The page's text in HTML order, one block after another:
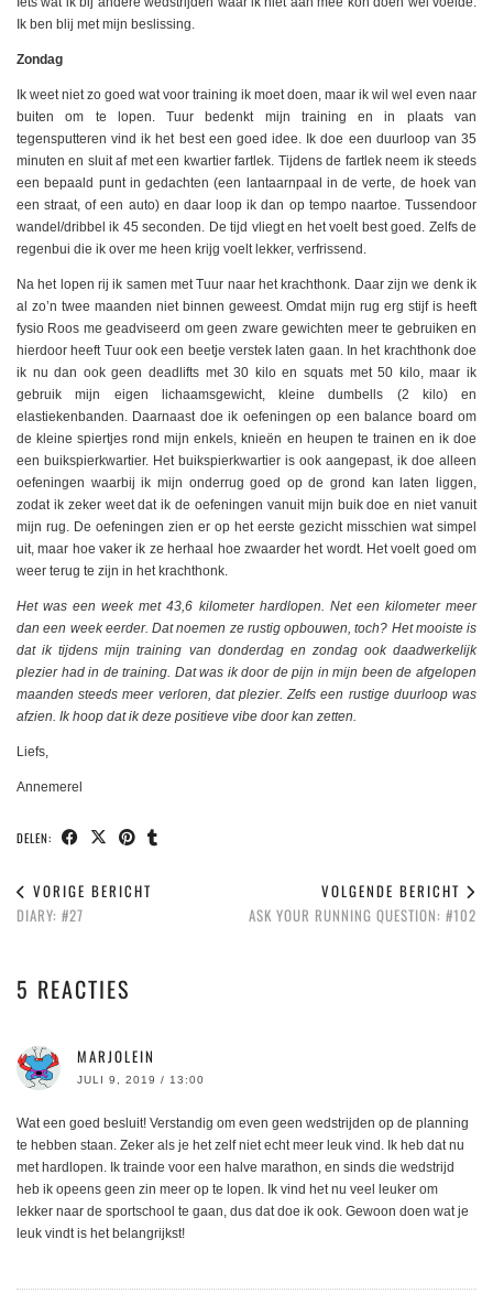
Ik ben blij met mijn beslissing.
Zondag
Ik weet niet zo goed wat voor training ik moet doen, maar ik wil wel even naar
buiten om te lopen. Tuur bedenkt mijn training en in plaats van
tegensputteren vind ik het best een goed idee. Ik doe een duurloop van 35
minuten en sluit af met een kwartier fartlek. Tijdens de fartlek neem ik steeds
een bepaald punt in gedachten (een lantaarnpaal in de verte, de hoek van
een straat, of een auto) en daar loop ik dan op tempo naartoe. Tussendoor
wandel/dribbel ik 45 seconden. De tijd vliegt en het voelt best goed. Zelfs de
regenbui die ik over me heen krijg voelt lekker, verfrissend.
Na het lopen rij ik samen met Tuur naar het krachthonk. Daar zijn we denk ik
al zo’n twee maanden niet binnen geweest. Omdat mijn rug erg stijf is heeft
fysio Roos me geadviseerd om geen zware gewichten meer te gebruiken en
hierdoor heeft Tuur ook een beetje verstek laten gaan. In het krachthonk doe
ik nu dan ook geen deadlifts met 30 kilo en squats met 50 kilo, maar ik
gebruik mijn eigen lichaamsgewicht, kleine dumbells (2 kilo) en
elastiekenbanden. Daarnaast doe ik oefeningen op een balance board om
de kleine spiertjes rond mijn enkels, knieën en heupen te trainen en ik doe
een buikspierkwartier. Het buikspierkwartier is ook aangepast, ik doe alleen
oefeningen waarbij ik mijn onderrug goed op de grond kan laten liggen,
zodat ik zeker weet dat ik de oefeningen vanuit mijn buik doe en niet vanuit
mijn rug. De oefeningen zien er op het eerste gezicht misschien wat simpel
uit, maar hoe vaker ik ze herhaal hoe zwaarder het wordt. Het voelt goed om
weer terug te zijn in het krachthonk.
Het was een week met 43,6 kilometer hardlopen. Net een kilometer meer
dan een week eerder. Dat noemen ze rustig opbouwen, toch? Het mooiste is
dat ik tijdens mijn training van donderdag en zondag ook daadwerkelijk
plezier had in de training. Dat was ik door de pijn in mijn been de afgelopen
maanden steeds meer verloren, dat plezier. Zelfs een rustige duurloop was
afzien. Ik hoop dat ik deze positieve vibe door kan zetten.
Liefs,
Annemerel
DELEN:
VORIGE BERICHT
DIARY: #27
VOLGENDE BERICHT
ASK YOUR RUNNING QUESTION: #102
5 REACTIES
MARJOLEIN
JULI 9, 2019 / 13:00
Wat een goed besluit! Verstandig om even geen wedstrijden op de planning
te hebben staan. Zeker als je het zelf niet echt meer leuk vind. Ik heb dat nu
met hardlopen. Ik trainde voor een halve marathon, en sinds die wedstrijd
heb ik opeens geen zin meer op te lopen. Ik vind het nu veel leuker om
lekker naar de sportschool te gaan, dus dat doe ik ook. Gewoon doen wat je
leuk vindt is het belangrijkst!